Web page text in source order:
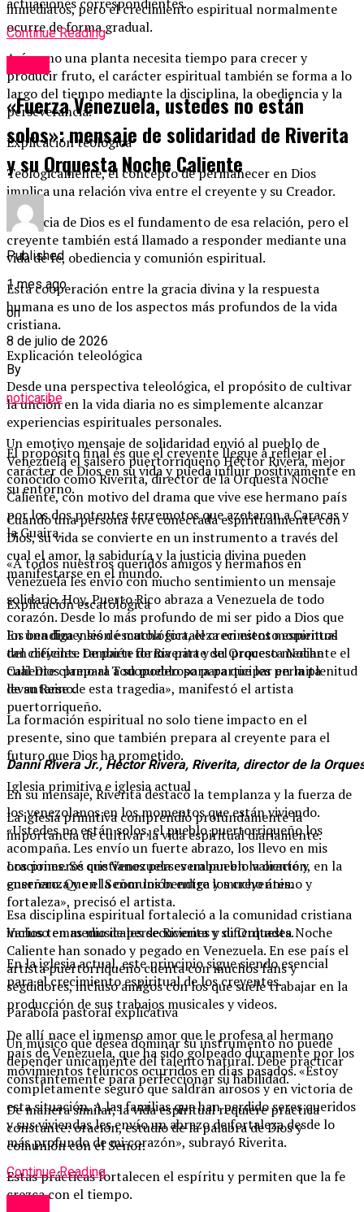
inmediatos, pero el crecimiento espiritual normalmente
ocurre de forma gradual.
Así como una planta necesita tiempo para crecer y
producir fruto, el carácter espiritual también se forma a lo
largo del tiempo mediante la disciplina, la obediencia y la
perseverancia.
Explicación teológica
Teológicamente, el concepto de permanecer en Dios
implica una relación viva entre el creyente y su Creador.
La gracia de Dios es el fundamento de esa relación, pero el
creyente también está llamado a responder mediante una
vida de fe, obediencia y comunión espiritual.
Esta cooperación entre la gracia divina y la respuesta
humana es uno de los aspectos más profundos de la vida
cristiana.
Explicación teleológica
Desde una perspectiva teleológica, el propósito de cultivar
la unción en la vida diaria no es simplemente alcanzar
experiencias espirituales personales.
El propósito final es que el creyente llegue a reflejar el
carácter de Dios en su vida y pueda influir positivamente en
su entorno.
Cuando una persona vive conectada espiritualmente con
Dios, su vida se convierte en un instrumento a través del
cual el amor, la sabiduría y la justicia divina pueden
manifestarse en el mundo.
Explicación escatológica
En una dimensión escatológica, el crecimiento espiritual
del creyente también forma parte del proceso mediante el
cual Dios prepara a su pueblo para participar en la plenitud
de su Reino.
La formación espiritual no solo tiene impacto en el
presente, sino que también prepara al creyente para el
futuro que Dios ha prometido.
Iglesia primitiva e iglesia actual
La iglesia primitiva comprendió profundamente la
importancia de cultivar la vida espiritual diariamente.
Los primeros cristianos perseveraban en la oración, en la
enseñanza y en la comunión entre los creyentes.
Esa disciplina espiritual fortaleció a la comunidad cristiana
incluso en medio de persecuciones y dificultades.
En la iglesia actual, este principio sigue siendo esencial
para el crecimiento espiritual de los creyentes.
Parábola pastoral explicativa
Un músico que desea dominar su instrumento no puede
depender únicamente del talento natural. Debe practicar
constantemente para perfeccionar su habilidad.
De manera similar, la vida espiritual requiere práctica
constante: oración, estudio de la palabra de Dios y
comunión con el Señor.
Estas prácticas fortalecen el espíritu y permiten que la fe
crezca con el tiempo.
Continue Reading
«Fuerza Venezuela, ustedes no están
solos»: mensaje de solidaridad de Riverita
y su Orquesta Noche Caliente
Published
1 mes ago
on
8 de julio de 2026
By
noticaribe
Un emotivo mensaje de solidaridad envió al pueblo de
Venezuela el salsero puertorriqueño Héctor Rivera, mejor
conocido como Riverita, director de la Orquesta Noche
Caliente, con motivo del drama que vive ese hermano país
por los dos potentes terremotos que azotaron a Caracas y
la Guaira.
«A todos nuestros queridos amigos y hermanos en
Venezuela les envío con mucho sentimiento un mensaje
solidario. Hoy, Puerto Rico abraza a Venezuela de todo
corazón. Desde lo más profundo de mi ser pido a Dios que
los bendiga y les dé mucha fortaleza en estos momentos
tan difíciles. De parte de Riverita y su Orquesta Noche
Caliente clamo al Todopoderoso para que les permita
levantarse de esta tragedia», manifestó el artista
puertorriqueño.
Danni Rivera Jr., Héctor Rivera, Riverita, director de la
En su mensaje, Riverita destacó la templanza y la fuerza de
los venezolanos en los momentos que están viviendo.
«Ustedes no están solos, el pueblo puertorriqueño los
acompaña. Les envío un fuerte abrazo, los llevo en mis
oraciones. Sé que Venezuela es un pueblo valiente y
guerrero. Que el Señor los bendiga y mucho ánimo y
fortaleza», precisó el artista.
Varios temas musicales de Riverita y su Orquesta Noche
Caliente han sonado y pegado en Venezuela. En ese país el
artista puertorriqueño cuenta con muchos fans y
seguidores, incluso amigos con los que suele trabajar en la
producción de sus trabajos musicales y videos.
De allí nace el inmenso amor que le profesa al hermano
país de Venezuela, que ha sido golpeado duramente por los
movimientos telúricos ocurridos en días pasados. «Estoy
completamente seguro que saldrán airosos y en victoria de
esta situación. A las familias que han perdido seres queridos
y sus viviendas les envío un abrazo de fortaleza desde lo
más profundo de mi corazón», subrayó Riverita.
Continue Reading